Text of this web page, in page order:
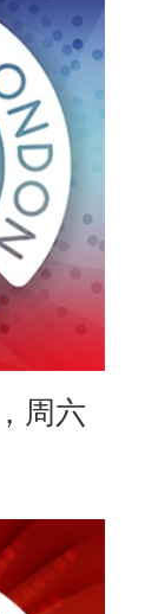
周六